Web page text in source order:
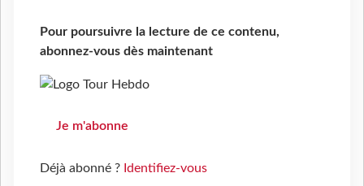
Pour poursuivre la lecture de ce contenu,
abonnez-vous dès maintenant
Je m'abonne
Déjà abonné ? Identifiez-vous